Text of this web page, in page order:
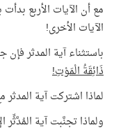
مع أن الآيات الأربع
الآيات الأخرى!
باستثناء آية المدثر فإن
ذَائِقَةُ الْمَوْتِ!
لماذا اشتركت آية
ولماذا تجنَّبت آية